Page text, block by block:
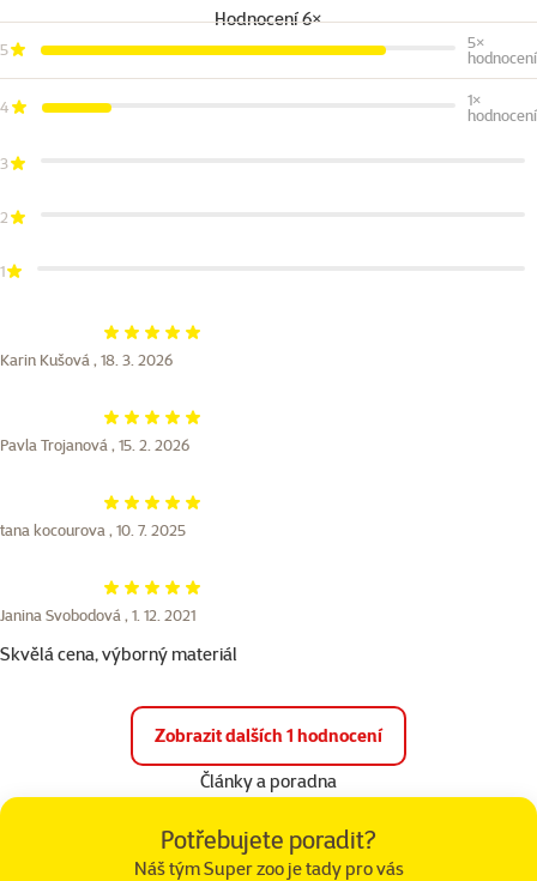
Hodnocení 6×
5
5×
hodnocení
4
1×
hodnocení
3
2
1
Hodnocení 100%
Karin Kušová , 18. 3. 2026
Hodnocení 100%
Pavla Trojanová , 15. 2. 2026
Hodnocení 100%
tana kocourova , 10. 7. 2025
Hodnocení 100%
Janina Svobodová , 1. 12. 2021
Skvělá cena, výborný materiál
Zobrazit dalších 1 hodnocení
Články a poradna
Potřebujete poradit?
Náš tým Super zoo je tady pro vás